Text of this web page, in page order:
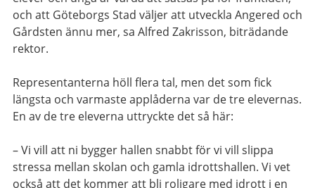
och att Göteborgs Stad väljer att utveckla Angered och
Gårdsten ännu mer, sa Alfred Zakrisson, biträdande
rektor.
Representanterna höll flera tal, men det som fick
längsta och varmaste applåderna var de tre elevernas.
En av de tre eleverna uttryckte det så här:
– Vi vill att ni bygger hallen snabbt för vi vill slippa
stressa mellan skolan och gamla idrottshallen. Vi vet
också att det kommer att bli roligare med idrott i en